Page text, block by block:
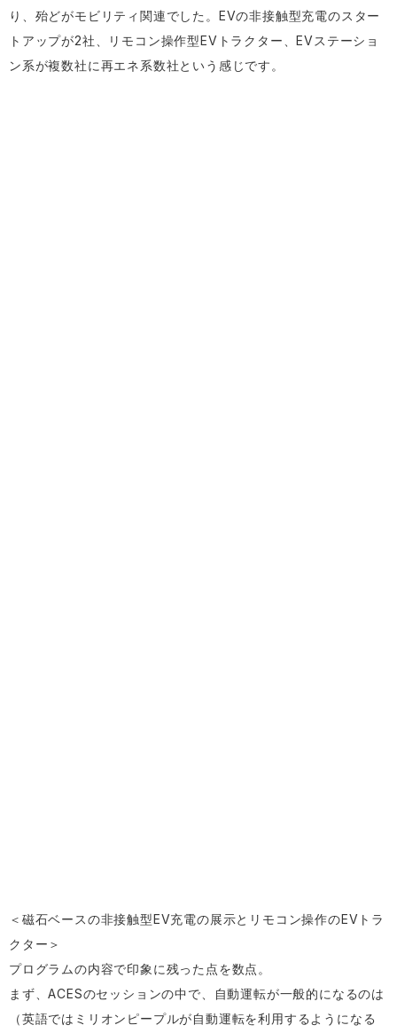
り、殆どがモビリティ関連でした。EVの非接触型充電のスター
トアップが2社、リモコン操作型EVトラクター、EVステーショ
ン系が複数社に再エネ系数社という感じです。
＜磁石ベースの非接触型EV充電の展示とリモコン操作のEVトラ
クター＞
プログラムの内容で印象に残った点を数点。
まず、ACESのセッションの中で、自動運転が一般的になるのは
（英語ではミリオンピープルが自動運転を利用するようになる